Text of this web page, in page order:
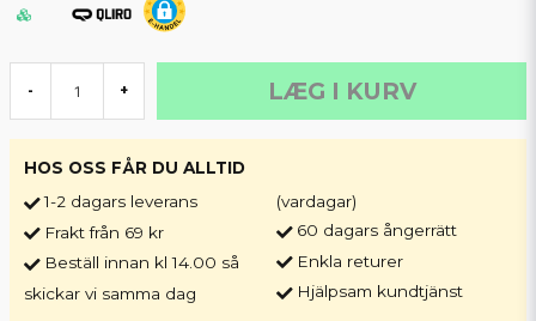
- + LÆG I KURV
HOS OSS FÅR DU ALLTID
1-2 dagars leverans
Frakt från 69 kr
Beställ innan kl 14.00 så
skickar vi samma dag
(vardagar)
60 dagars ångerrätt
Enkla returer
Hjälpsam kundtjänst